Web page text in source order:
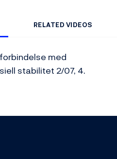
RELATED VIDEOS
med
stabilitet 2/07, 4.